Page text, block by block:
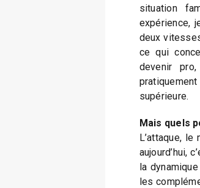
situation
expérience,
deux
ce qui
devenir
supérieure.
Mais quels
L’attaque,
aujourd’hui,
la
les